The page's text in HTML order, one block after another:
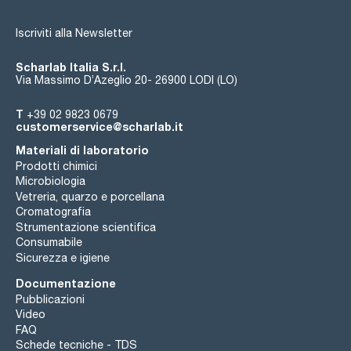
Iscriviti alla Newsletter
Scharlab Italia S.r.l.
Via Massimo D’Azeglio 20- 26900 LODI (LO)
T +39 02 9823 0679
customerservice@scharlab.it
Materiali di laboratorio
Prodotti chimici
Microbiologia
Vetreria, quarzo e porcellana
Cromatografia
Strumentazione scientifica
Consumabile
Sicurezza e igiene
Documentazione
Pubblicazioni
Video
FAQ
Schede tecniche - TDS